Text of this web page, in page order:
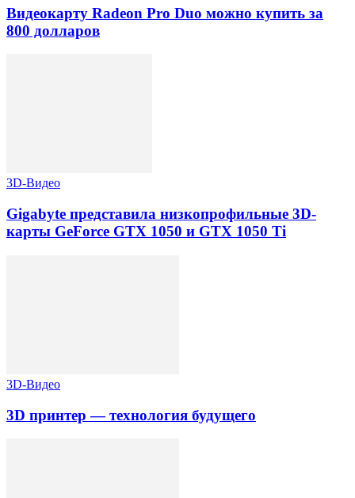
Видеокарту Radeon Pro Duo можно купить за
800 долларов
3D-Видео
Gigabyte представила низкопрофильные 3D-
карты GeForce GTX 1050 и GTX 1050 Ti
3D-Видео
3D принтер — технология будущего